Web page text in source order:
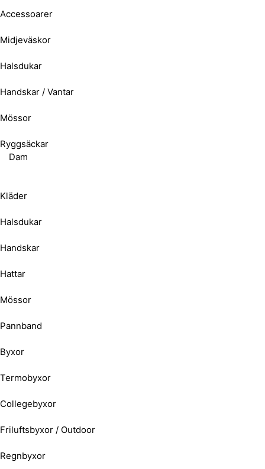
Accessoarer
Midjeväskor
Halsdukar
Handskar / Vantar
Mössor
Ryggsäckar
Dam
Kläder
Halsdukar
Handskar
Hattar
Mössor
Pannband
Byxor
Termobyxor
Collegebyxor
Friluftsbyxor / Outdoor
Regnbyxor